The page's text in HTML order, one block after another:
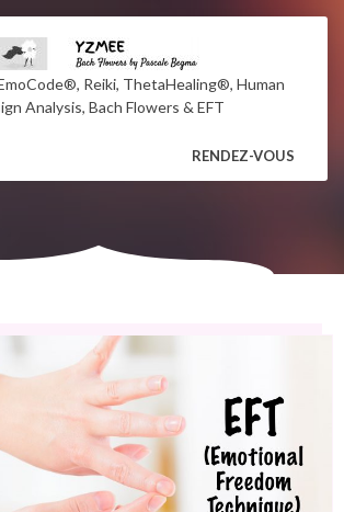
Reiki, ThetaHealing®, Human
Analysis, Bach Flowers & EFT
RENDEZ-VOUS